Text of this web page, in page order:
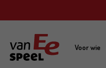
to
content
Voor wie